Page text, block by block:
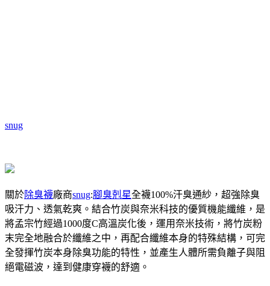
snug
關於除臭襪廠商snug:腳臭剋星全襪100%汗臭通紗，超強除臭
吸汗力、透氣乾爽。結合竹炭與奈米科技的優質機能纖維，是
將孟宗竹經過1000度C高溫炭化後，運用奈米技術，將竹炭粉
末完全地融合於纖維之中，再配合纖維本身的特殊結構，可完
全發揮竹炭本身除臭功能的特性，並產生人體所需負離子與阻
絕電磁波，達到健康穿襪的舒適。